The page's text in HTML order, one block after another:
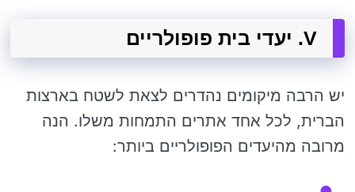
V. יעדי בית פופולריים
יש הרבה מיקומים נהדרים לצאת לשטח בארצות
הברית, לכל אחד אתרים התמחות משלו. הנה
מרובה מהיעדים הפופולריים ביותר: